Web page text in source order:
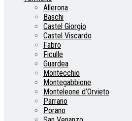
Allerona
Baschi
Castel Giorgio
Castel Viscardo
Fabro
Ficulle
Guardea
Montecchio
Montegabbione
Monteleone d’Orvieto
Parrano
Porano